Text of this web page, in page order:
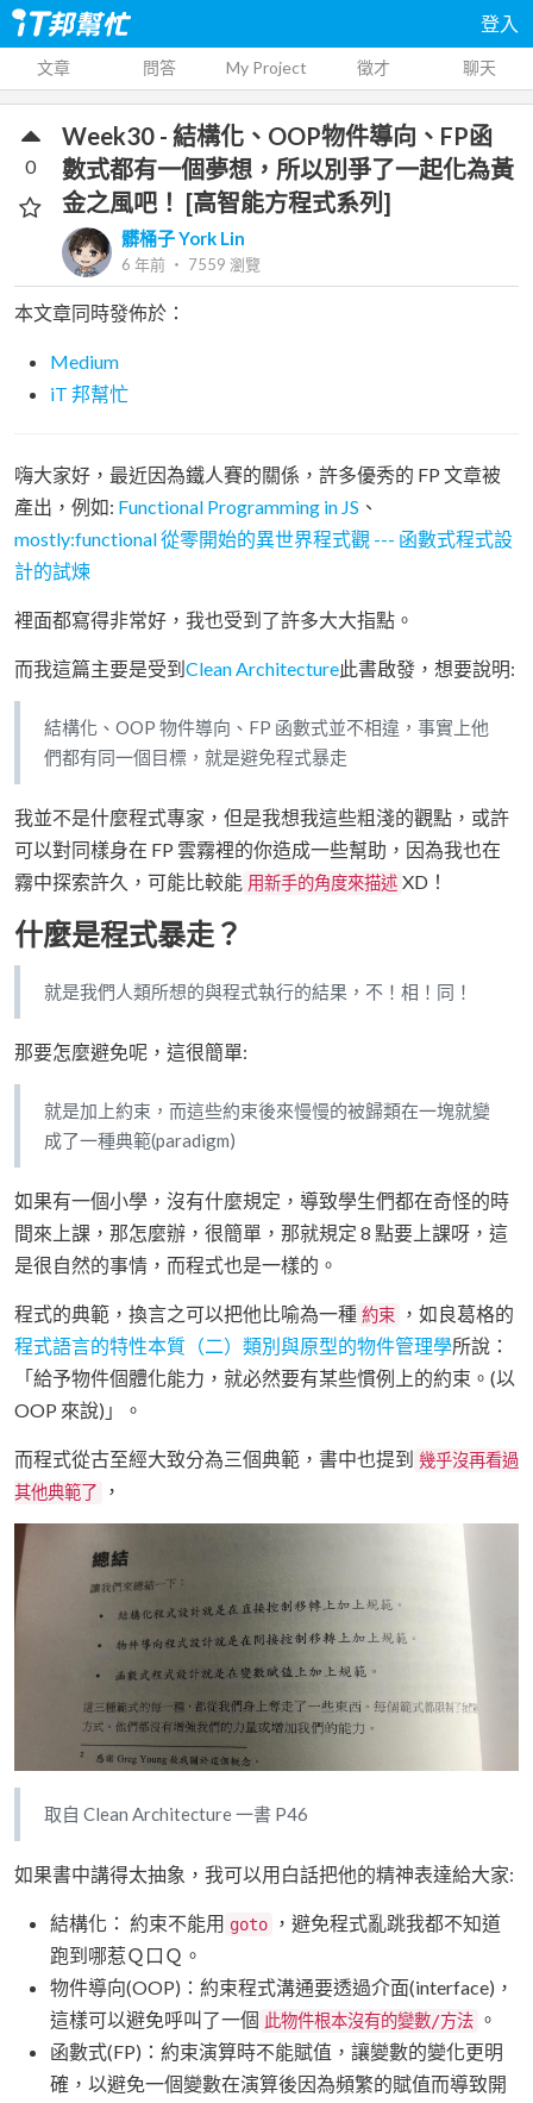
登入
文章 問答 My Project 徵才 聊天
Week30 - 結構化、OOP物件導向、FP函
數式都有一個夢想，所以別爭了一起化為黃
金之風吧！ [高智能方程式系列]
髒桶子 York Lin
6 年前 ‧ 7559 瀏覽
0
本文章同時發佈於：
Medium
iT 邦幫忙
嗨大家好，最近因為鐵人賽的關係，許多優秀的 FP 文章被
產出，例如: Functional Programming in JS 、
mostly:functional 從零開始的異世界程式觀 --- 函數式程式設
計的試煉
裡面都寫得非常好，我也受到了許多大大指點。
而我這篇主要是受到Clean Architecture此書啟發，想要說明:
結構化、OOP 物件導向、FP 函數式並不相違，事實上他
們都有同一個目標，就是避免程式暴走
我並不是什麼程式專家，但是我想我這些粗淺的觀點，或許
可以對同樣身在 FP 雲霧裡的你造成一些幫助，因為我也在
霧中探索許久，可能比較能 用新手的角度來描述 XD！
什麼是程式暴走？
就是我們人類所想的與程式執行的結果，不！相！同！
那要怎麼避免呢，這很簡單:
就是加上約束，而這些約束後來慢慢的被歸類在一塊就變
成了一種典範(paradigm)
如果有一個小學，沒有什麼規定，導致學生們都在奇怪的時
間來上課，那怎麼辦，很簡單，那就規定 8 點要上課呀，這
是很自然的事情，而程式也是一樣的。
程式的典範，換言之可以把他比喻為一種 約束
，如良葛格的
程式語言的特性本質（二）類別與原型的物件管理學所說：
「給予物件個體化能力，就必然要有某些慣例上的約束。(以
OOP 來說)」。
而程式從古至經大致分為三個典範，書中也提到 幾乎沒再看過
其他典範了
，
取自 Clean Architecture 一書 P46
如果書中講得太抽象，我可以用白話把他的精神表達給大家:
結構化： 約束不能用 goto
，避免程式亂跳我都不知道
跑到哪惹Ｑ口Ｑ。
物件導向(OOP)：約束程式溝通要透過介面(interface)，
這樣可以避免呼叫了一個 此物件根本沒有的變數/方法 。
函數式(FP)：約束演算時不能賦值，讓變數的變化更明
確，以避免一個變數在演算後因為頻繁的賦值而導致開